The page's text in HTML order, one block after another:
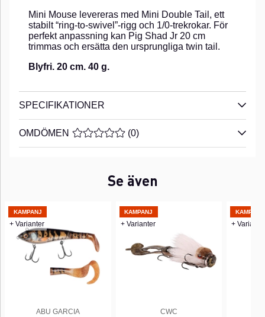
Mini Mouse levereras med Mini Double Tail, ett
stabilt “ring-to-swivel”-rigg och 1/0-trekrokar. För
perfekt anpassning kan Pig Shad Jr 20 cm
trimmas och ersätta den ursprungliga twin tail.
Blyfri. 20 cm. 40 g.
SPECIFIKATIONER
OMDÖMEN MEDELBETYG 0 AV 5 ANTAL BETYG 0
(0)
Se även
KAMPANJ
+ Varianter
ABU GARCIA
KAMPANJ
+ Varianter
CWC
KAMPANJ
+